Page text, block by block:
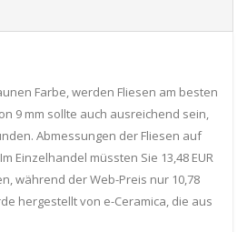
Farbe, werden Fliesen am besten
9 mm sollte auch ausreichend sein,
Abmessungen der Fliesen auf
Einzelhandel müssten Sie 13,48 EUR
während der Web-Preis nur 10,78
hergestellt von e-Ceramica, die aus